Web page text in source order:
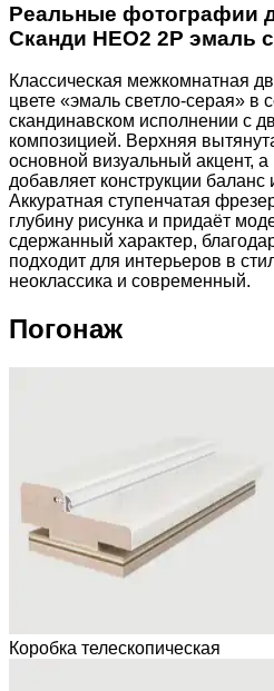
Реальные фотографии
Сканди НЕО2 2P эмаль
Классическая межкомнатная
цвете «эмаль светло-серая» в
скандинавском исполнении с
композицией. Верхняя
основной визуальный акцент,
добавляет конструкции баланс
Аккуратная ступенчатая
глубину рисунка и придаёт
сдержанный характер,
подходит для интерьеров в
неоклассика и современный.
Погонаж
Коробка телескопическая